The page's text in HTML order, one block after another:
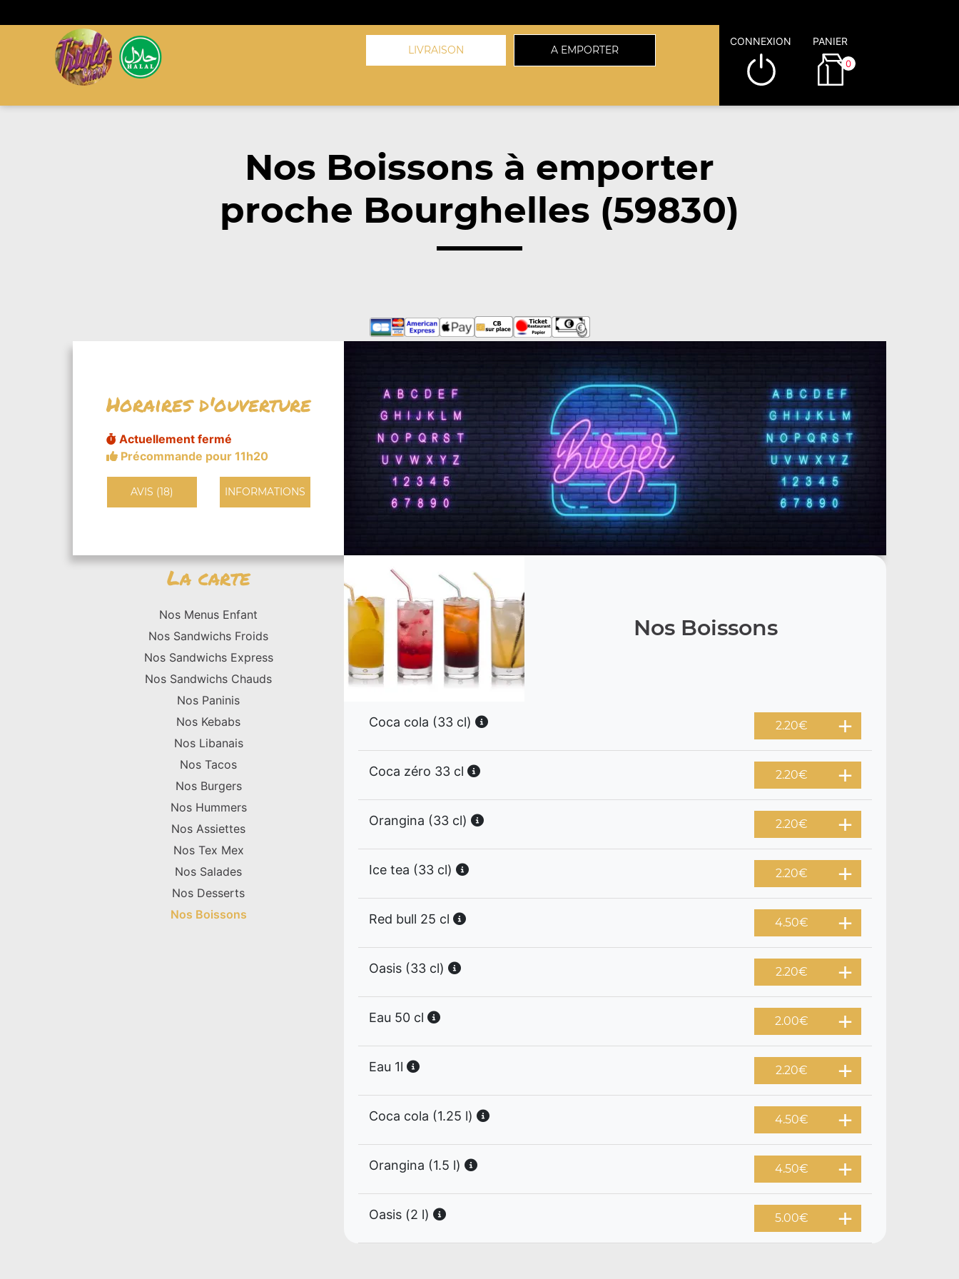
LIVRAISON A EMPORTER
CONNEXION PANIER
0
Nos Boissons à emporter
proche Bourghelles (59830)
Horaires d'ouverture
Actuellement fermé
Précommande pour 11h20
AVIS (18) INFORMATIONS
La carte
Nos Menus Enfant
Nos Sandwichs Froids
Nos Sandwichs Express
Nos Sandwichs Chauds
Nos Paninis
Nos Kebabs
Nos Libanais
Nos Tacos
Nos Burgers
Nos Hummers
Nos Assiettes
Nos Tex Mex
Nos Salades
Nos Desserts
Nos Boissons
Nos Boissons
Coca cola (33 cl) 2.20€
Coca zéro 33 cl 2.20€
Orangina (33 cl) 2.20€
Ice tea (33 cl) 2.20€
Red bull 25 cl 4.50€
Oasis (33 cl) 2.20€
Eau 50 cl 2.00€
Eau 1l 2.20€
Coca cola (1.25 l) 4.50€
Orangina (1.5 l) 4.50€
Oasis (2 l) 5.00€